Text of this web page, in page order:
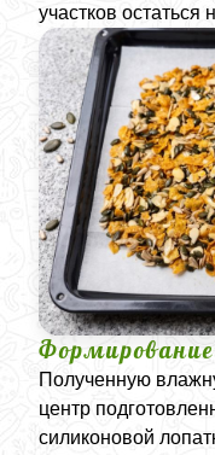
участков остаться
Полученную
центр
силиконовой